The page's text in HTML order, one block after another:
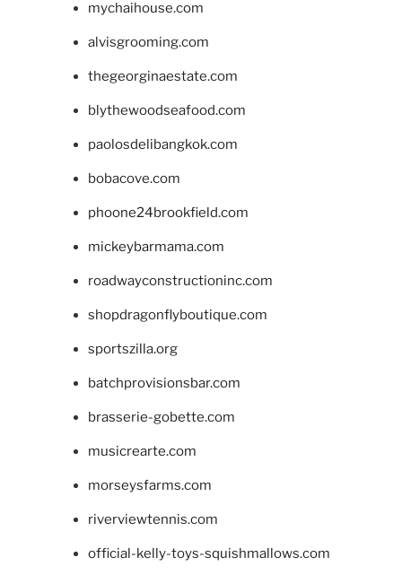
mychaihouse.com
alvisgrooming.com
thegeorginaestate.com
blythewoodseafood.com
paolosdelibangkok.com
bobacove.com
phoone24brookfield.com
mickeybarmama.com
roadwayconstructioninc.com
shopdragonflyboutique.com
sportszilla.org
batchprovisionsbar.com
brasserie-gobette.com
musicrearte.com
morseysfarms.com
riverviewtennis.com
official-kelly-toys-squishmallows.com